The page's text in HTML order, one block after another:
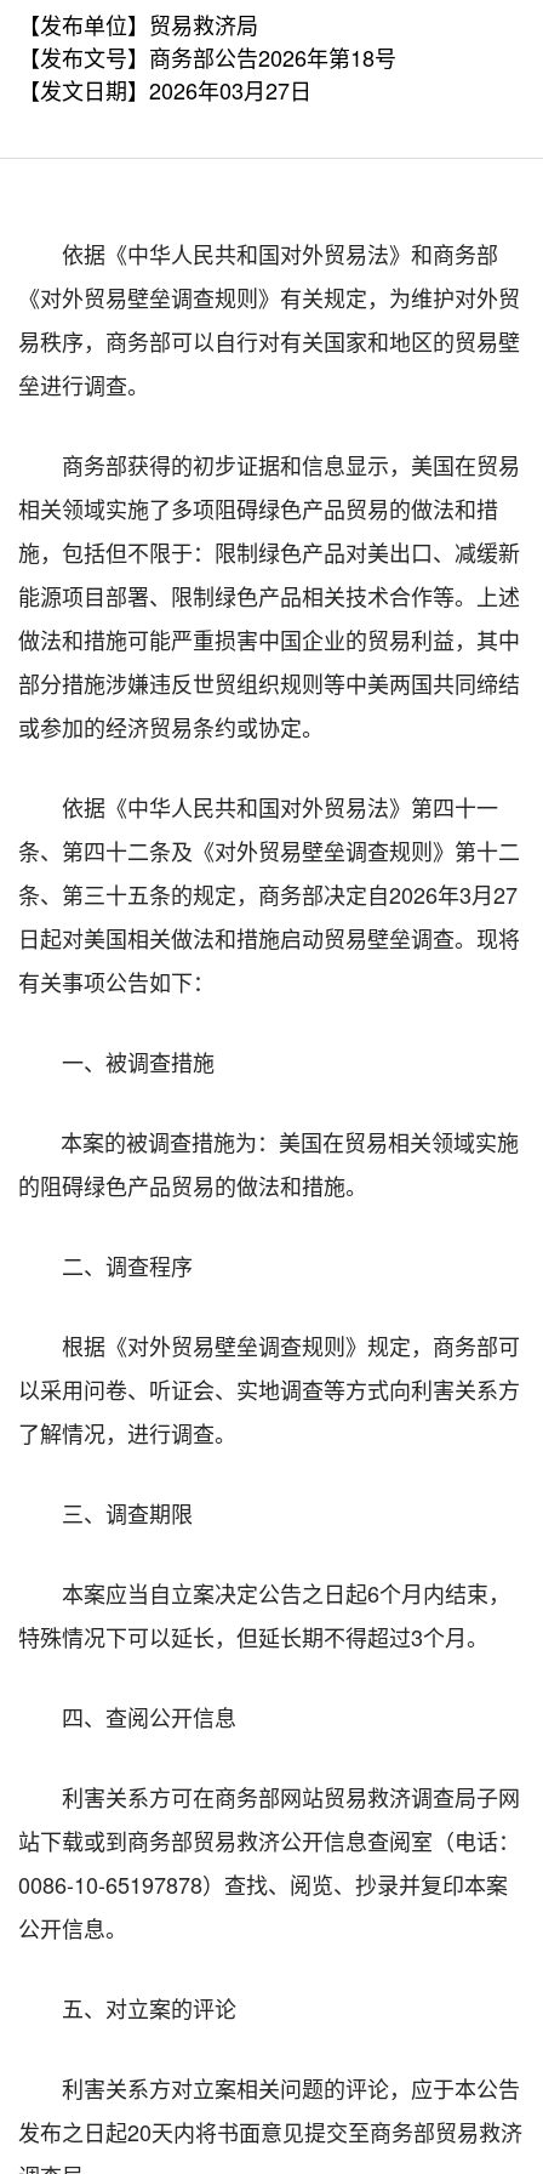
【发布单位】贸易救济局
【发布文号】商务部公告2026年第18号
【发文日期】2026年03月27日
依据《中华人民共和国对外贸易法》和商务部
《对外贸易壁垒调查规则》有关规定，为维护对外贸
易秩序，商务部可以自行对有关国家和地区的贸易壁
垒进行调查。
商务部获得的初步证据和信息显示，美国在贸易
相关领域实施了多项阻碍绿色产品贸易的做法和措
施，包括但不限于：限制绿色产品对美出口、减缓新
能源项目部署、限制绿色产品相关技术合作等。上述
做法和措施可能严重损害中国企业的贸易利益，其中
部分措施涉嫌违反世贸组织规则等中美两国共同缔结
或参加的经济贸易条约或协定。
依据《中华人民共和国对外贸易法》第四十一
条、第四十二条及《对外贸易壁垒调查规则》第十二
条、第三十五条的规定，商务部决定自2026年3月27
日起对美国相关做法和措施启动贸易壁垒调查。现将
有关事项公告如下：
一、被调查措施
本案的被调查措施为：美国在贸易相关领域实施
的阻碍绿色产品贸易的做法和措施。
二、调查程序
根据《对外贸易壁垒调查规则》规定，商务部可
以采用问卷、听证会、实地调查等方式向利害关系方
了解情况，进行调查。
三、调查期限
本案应当自立案决定公告之日起6个月内结束，
特殊情况下可以延长，但延长期不得超过3个月。
四、查阅公开信息
利害关系方可在商务部网站贸易救济调查局子网
站下载或到商务部贸易救济公开信息查阅室（电话：
0086-10-65197878）查找、阅览、抄录并复印本案
公开信息。
五、对立案的评论
利害关系方对立案相关问题的评论，应于本公告
发布之日起20天内将书面意见提交至商务部贸易救济